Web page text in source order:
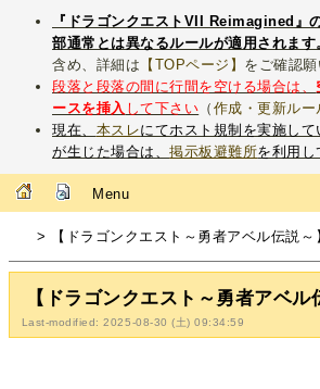
『ドラゴンクエストVII Reimagined』
部通常とは異なるルールが適用されます
含め、詳細は 【TOPページ】 をご確認願
段落と段落の間に行間を空ける場合は、
ースを挿入 して下さい （ 作成・更新ルー
現在、 本スレにてホスト規制を実施し
が生じた場合は、掲示板避難所を利用し
Menu
> 【ドラゴンクエスト～勇者アベル伝説～
【ドラゴンクエスト～勇者アベル
Last-modified: 2025-08-30 (土) 09:34:59